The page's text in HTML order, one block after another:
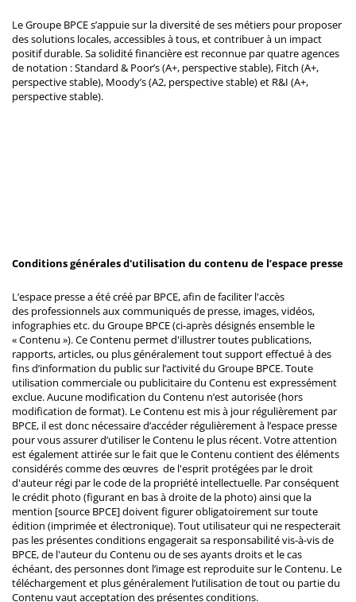
Le Groupe BPCE s’appuie sur la diversité de ses métiers pour proposer
des solutions locales, accessibles à tous, et contribuer à un impact
positif durable. Sa solidité financière est reconnue par quatre agences
de notation : Standard & Poor’s (A+, perspective stable), Fitch (A+,
perspective stable), Moody’s (A2, perspective stable) et R&I (A+,
perspective stable).
Conditions générales d'utilisation du contenu de l’espace presse
L’espace presse a été créé par BPCE, afin de faciliter l'accès
des professionnels aux communiqués de presse, images, vidéos,
infographies etc. du Groupe BPCE (ci-après désignés ensemble le
« Contenu »). Ce Contenu permet d'illustrer toutes publications,
rapports, articles, ou plus généralement tout support effectué à des
fins d’information du public sur l’activité du Groupe BPCE. Toute
utilisation commerciale ou publicitaire du Contenu est expressément
exclue. Aucune modification du Contenu n’est autorisée (hors
modification de format). Le Contenu est mis à jour régulièrement par
BPCE, il est donc nécessaire d’accéder régulièrement à l’espace presse
pour vous assurer d’utiliser le Contenu le plus récent. Votre attention
est également attirée sur le fait que le Contenu contient des éléments
considérés comme des œuvres de l'esprit protégées par le droit
d'auteur régi par le code de la propriété intellectuelle. Par conséquent
le crédit photo (figurant en bas à droite de la photo) ainsi que la
mention [source BPCE] doivent figurer obligatoirement sur toute
édition (imprimée et électronique). Tout utilisateur qui ne respecterait
pas les présentes conditions engagerait sa responsabilité vis-à-vis de
BPCE, de l'auteur du Contenu ou de ses ayants droits et le cas
échéant, des personnes dont l’image est reproduite sur le Contenu. Le
téléchargement et plus généralement l’utilisation de tout ou partie du
Contenu vaut acceptation des présentes conditions.